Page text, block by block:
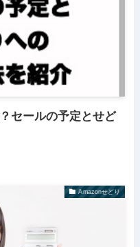
セールの予定とせど
Amazonせどり